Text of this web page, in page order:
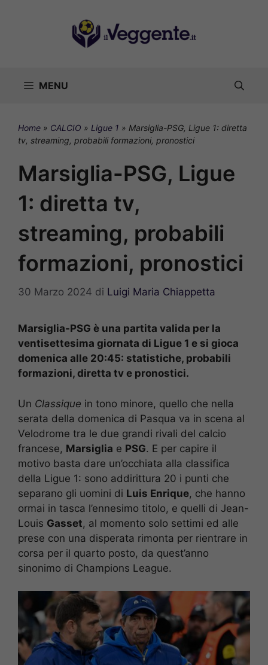
MENU
Home » CALCIO » Ligue 1 » Marsiglia-PSG, Ligue 1: diretta
tv, streaming, probabili formazioni, pronostici
Marsiglia-PSG, Ligue
1: diretta tv,
streaming, probabili
formazioni, pronostici
30 Marzo 2024 di Luigi Maria Chiappetta
Marsiglia-PSG è una partita valida per la
ventisettesima giornata di Ligue 1 e si gioca
domenica alle 20:45: statistiche, probabili
formazioni, diretta tv e pronostici.
Un Classique in tono minore, quello che nella
serata della domenica di Pasqua va in scena al
Velodrome tra le due grandi rivali del calcio
francese, Marsiglia e PSG. E per capire il
motivo basta dare un’occhiata alla classifica
della Ligue 1: sono addirittura 20 i punti che
separano gli uomini di Luis Enrique, che hanno
ormai in tasca l’ennesimo titolo, e quelli di Jean-
Louis Gasset, al momento solo settimi ed alle
prese con una disperata rimonta per rientrare in
corsa per il quarto posto, da quest’anno
sinonimo di Champions League.